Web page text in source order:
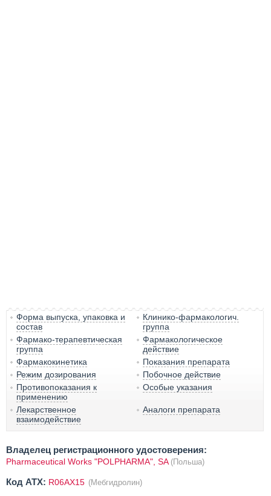
Форма выпуска, упаковка и
состав
Клинико-фармакологич.
группа
Фармако-терапевтическая
группа
Фармакологическое
действие
Фармакокинетика
Показания препарата
Режим дозирования
Побочное действие
Противопоказания к
применению
Особые указания
Лекарственное
взаимодействие
Аналоги препарата
Владелец регистрационного удостоверения:
Pharmaceutical Works "POLPHARMA", SA (Польша)
Код ATX: R06AX15 (Мебгидролин)